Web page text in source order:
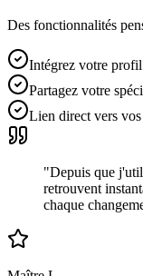
Des fonctionnalités
Intégrez votre
Partagez votre
Lien direct vers
"Depuis que
retrouvent
chaque